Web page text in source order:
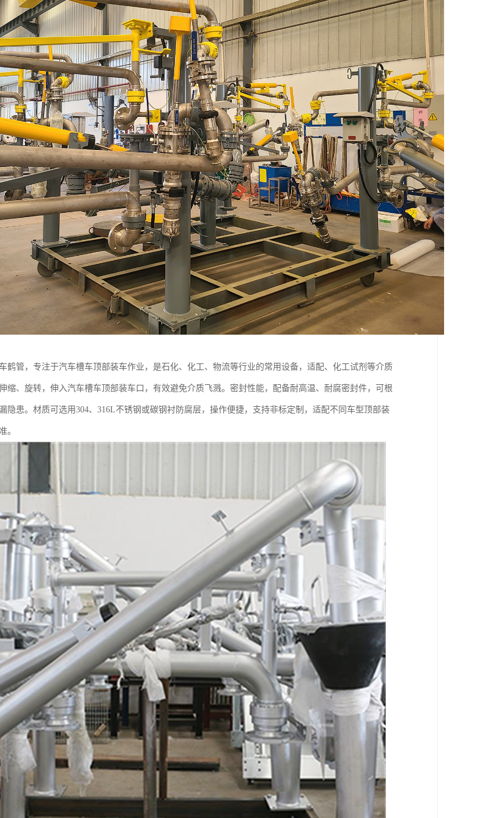
鹤管，专注于汽车槽车顶部装车作业，是石化、化工、物流等行业的常用设备，适配、化工试剂等介质
缩、旋转，伸入汽车槽车顶部装车口，有效避免介质飞溅。密封性能，配备耐高温、耐腐密封件，可根
隐患。材质可选用304、316L不锈钢或碳钢衬防腐层，操作便捷，支持非标定制，适配不同车型顶部装
。